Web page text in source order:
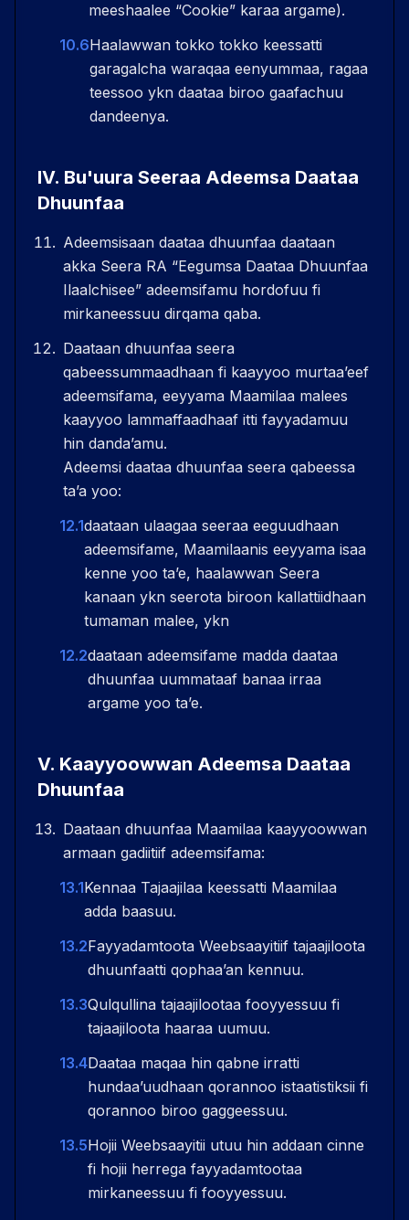
meeshaalee “Cookie” karaa argame).
10.6Haalawwan tokko tokko keessatti
garagalcha waraqaa eenyummaa, ragaa
teessoo ykn daataa biroo gaafachuu
dandeenya.
IV. Bu'uura Seeraa Adeemsa Daataa
Dhuunfaa
Adeemsisaan daataa dhuunfaa daataan
akka Seera RA “Eegumsa Daataa Dhuunfaa
Ilaalchisee” adeemsifamu hordofuu fi
mirkaneessuu dirqama qaba.
Daataan dhuunfaa seera
qabeessummaadhaan fi kaayyoo murtaaʼeef
adeemsifama, eeyyama Maamilaa malees
kaayyoo lammaffaadhaaf itti fayyadamuu
hin dandaʼamu.
Adeemsi daataa dhuunfaa seera qabeessa
taʼa yoo:
12.1daataan ulaagaa seeraa eeguudhaan
adeemsifame, Maamilaanis eeyyama isaa
kenne yoo taʼe, haalawwan Seera
kanaan ykn seerota biroon kallattiidhaan
tumaman malee, ykn
12.2daataan adeemsifame madda daataa
dhuunfaa uummataaf banaa irraa
argame yoo taʼe.
V. Kaayyoowwan Adeemsa Daataa
Dhuunfaa
Daataan dhuunfaa Maamilaa kaayyoowwan
armaan gadiitiif adeemsifama:
13.1Kennaa Tajaajilaa keessatti Maamilaa
adda baasuu.
13.2Fayyadamtoota Weebsaayitiif tajaajiloota
dhuunfaatti qophaaʼan kennuu.
13.3Qulqullina tajaajilootaa fooyyessuu fi
tajaajiloota haaraa uumuu.
13.4Daataa maqaa hin qabne irratti
hundaaʼuudhaan qorannoo istaatistiksii fi
qorannoo biroo gaggeessuu.
13.5Hojii Weebsaayitii utuu hin addaan cinne
fi hojii herrega fayyadamtootaa
mirkaneessuu fi fooyyessuu.